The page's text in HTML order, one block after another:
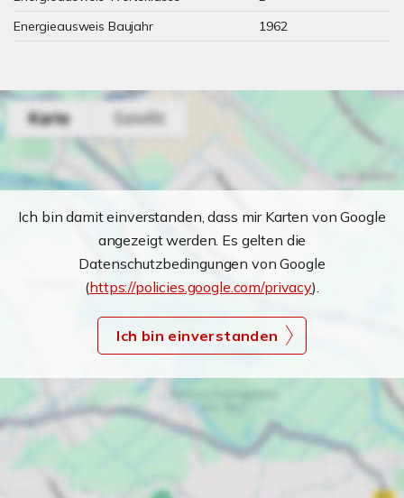
Energieausweis Baujahr
1962
Ich bin damit einverstanden, dass mir Karten von Google
angezeigt werden. Es gelten die
Datenschutzbedingungen von Google
(https://policies.google.com/privacy).
Ich bin einverstanden